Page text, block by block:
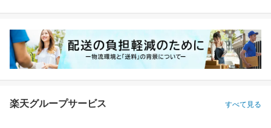
楽天グループサービス すべて見る